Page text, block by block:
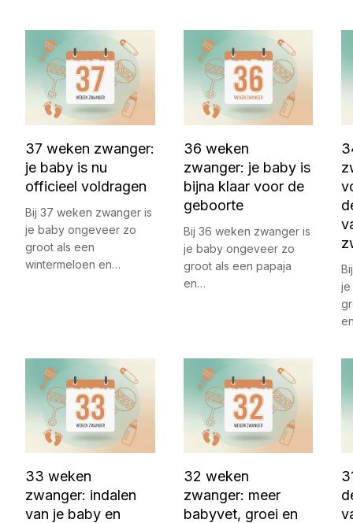
37 weken zwanger:
je baby is nu
officieel voldragen
Bij 37 weken zwanger is
je baby ongeveer zo
groot als een
wintermeloen en…
36 weken
zwanger: je baby is
bijna klaar voor de
geboorte
Bij 36 weken zwanger is
je baby ongeveer zo
groot als een papaja
en…
33 weken
zwanger: indalen
van je baby en
32 weken
zwanger: meer
babyvet, groei en